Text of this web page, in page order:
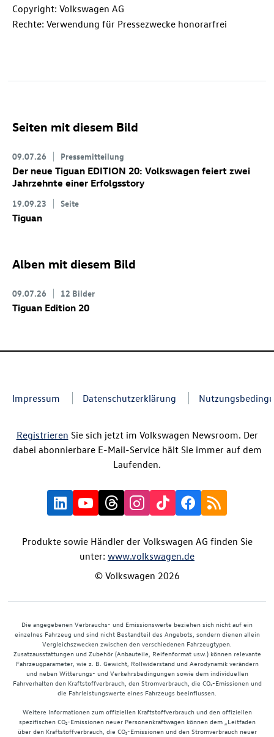
Copyright: Volkswagen AG
Rechte: Verwendung für Pressezwecke honorarfrei
Seiten mit diesem Bild
09.07.26 Pressemitteilung
Der neue Tiguan EDITION 20: Volkswagen feiert zwei
Jahrzehnte einer Erfolgsstory
19.09.23 Seite
Tiguan
Alben mit diesem Bild
09.07.26 12 Bilder
Tiguan Edition 20
Impressum Datenschutzerklärung
Registrieren Sie sich jetzt im Volkswagen Newsroom. Der
dabei abonnierbare E-Mail-Service hält Sie immer auf dem
Laufenden.
Produkte sowie Händler der Volkswagen AG finden Sie
unter: www.volkswagen.de
© Volkswagen 2026
Die angegebenen Verbrauchs- und Emissionswerte beziehen sich nicht auf ein
einzelnes Fahrzeug und sind nicht Bestandteil des Angebots, sondern dienen allein
Vergleichszwecken zwischen den verschiedenen Fahrzeugtypen.
Zusatzausstattungen und Zubehör (Anbauteile, Reifenformat usw.) können relevante
Fahrzeugparameter, wie z. B. Gewicht, Rollwiderstand und Aerodynamik verändern
und neben Witterungs- und Verkehrsbedingungen sowie dem individuellen
Fahrverhalten den Kraftstoffverbrauch, den Stromverbrauch, die CO₂-Emissionen und
die Fahrleistungswerte eines Fahrzeugs beeinflussen.
Weitere Informationen zum offiziellen Kraftstoffverbrauch und den offiziellen
spezifischen CO₂-Emissionen neuer Personenkraftwagen können dem „Leitfaden
über den Kraftstoffverbrauch, die CO₂-Emissionen und den Stromverbrauch neuer